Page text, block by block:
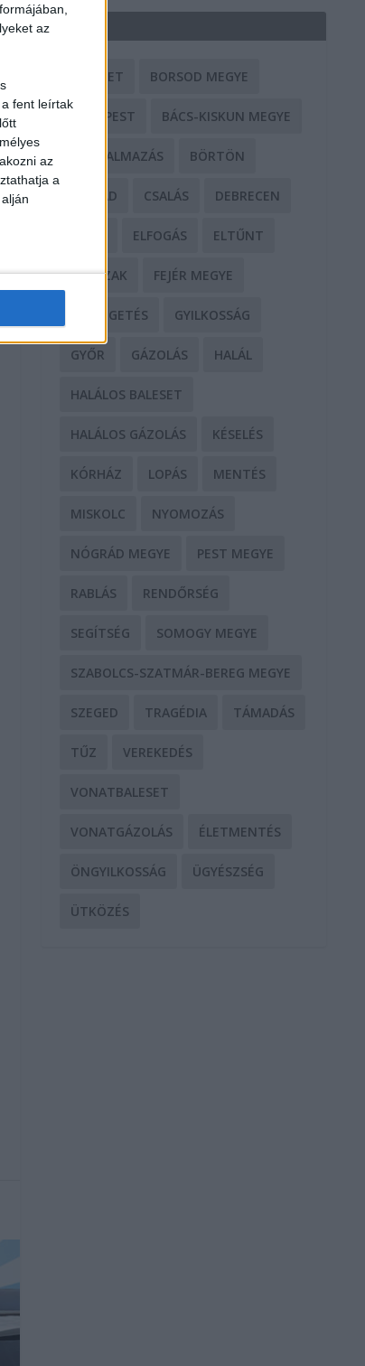
az
fent leírtak
az
a
BALESET BORSOD MEGYE
BUDAPEST BÁCS-KISKUN MEGYE
BÁNTALMAZÁS BÖRTÖN
CSALÁD CSALÁS DEBRECEN
ELFOGÁS ELTŰNT
ERŐSZAK FEJÉR MEGYE
FENYEGETÉS GYILKOSSÁG
GYŐR GÁZOLÁS HALÁL
HALÁLOS BALESET
HALÁLOS GÁZOLÁS KÉSELÉS
KÓRHÁZ LOPÁS MENTÉS
MISKOLC NYOMOZÁS
NÓGRÁD MEGYE PEST MEGYE
RABLÁS RENDŐRSÉG
SEGÍTSÉG SOMOGY MEGYE
SZABOLCS-SZATMÁR-BEREG MEGYE
SZEGED TRAGÉDIA TÁMADÁS
TŰZ VEREKEDÉS
VONATBALESET
VONATGÁZOLÁS ÉLETMENTÉS
ÖNGYILKOSSÁG ÜGYÉSZSÉG
ÜTKÖZÉS